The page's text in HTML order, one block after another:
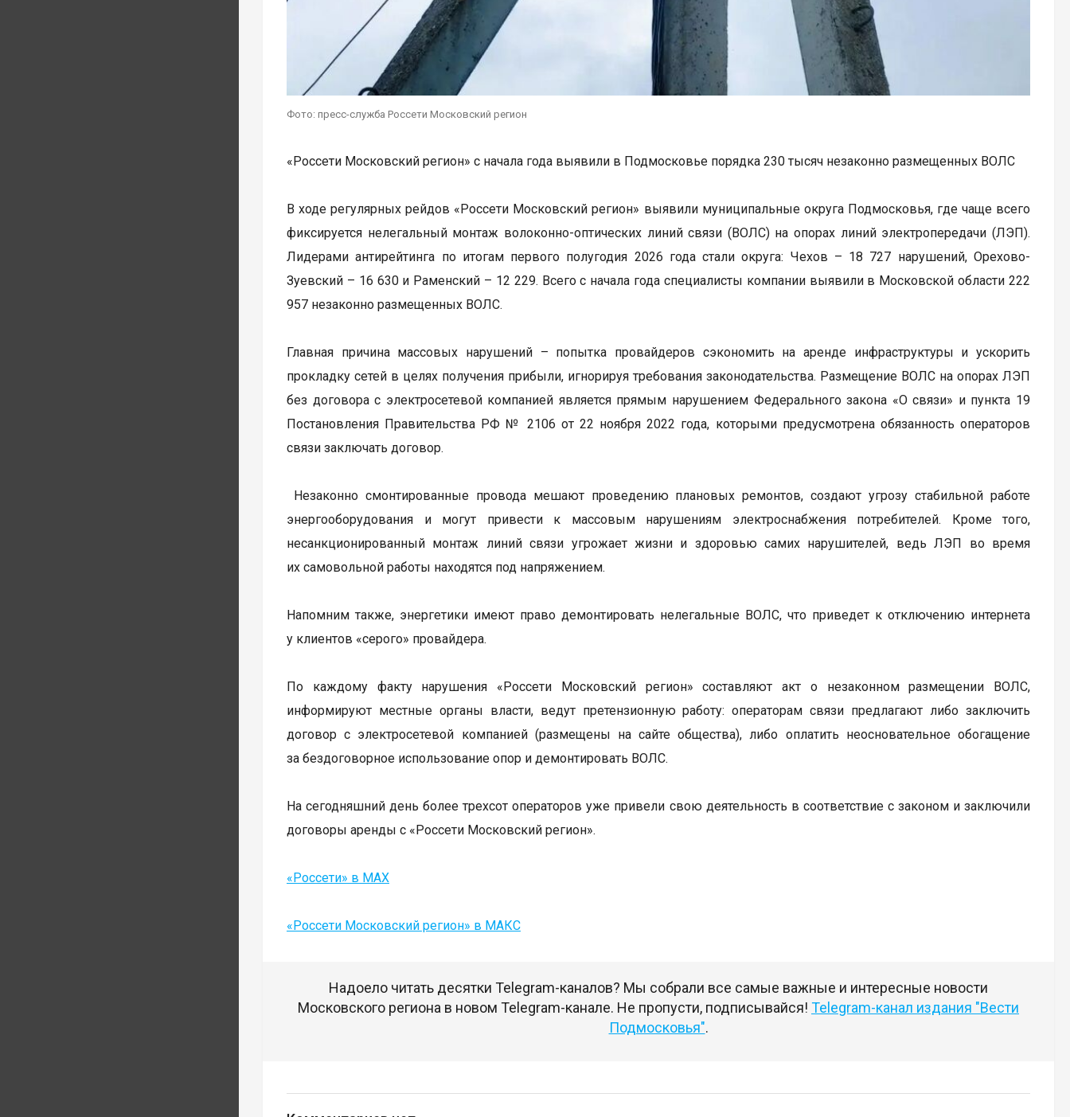
Фото: пресс-служба Россети Московский регион
«Россети Московский регион» с начала года выявили в Подмосковье порядка 230 тысяч незаконно размещенных ВОЛС
В ходе регулярных рейдов «Россети Московский регион» выявили муниципальные округа Подмосковья, где чаще всего
фиксируется нелегальный монтаж волоконно-оптических линий связи (ВОЛС) на опорах линий электропередачи (ЛЭП).
Лидерами антирейтинга по итогам первого полугодия 2026 года стали округа: Чехов – 18 727 нарушений, Орехово-
Зуевский – 16 630 и Раменский – 12 229. Всего с начала года специалисты компании выявили в Московской области 222
957 незаконно размещенных ВОЛС.
Главная причина массовых нарушений – попытка провайдеров сэкономить на аренде инфраструктуры и ускорить
прокладку сетей в целях получения прибыли, игнорируя требования законодательства. Размещение ВОЛС на опорах ЛЭП
без договора с электросетевой компанией является прямым нарушением Федерального закона «О связи» и пункта 19
Постановления Правительства РФ № 2106 от 22 ноября 2022 года, которыми предусмотрена обязанность операторов
связи заключать договор.
Незаконно смонтированные провода мешают проведению плановых ремонтов, создают угрозу стабильной работе
энергооборудования и могут привести к массовым нарушениям электроснабжения потребителей. Кроме того,
несанкционированный монтаж линий связи угрожает жизни и здоровью самих нарушителей, ведь ЛЭП во время
их самовольной работы находятся под напряжением.
Напомним также, энергетики имеют право демонтировать нелегальные ВОЛС, что приведет к отключению интернета
у клиентов «серого» провайдера.
По каждому факту нарушения «Россети Московский регион» составляют акт о незаконном размещении ВОЛС,
информируют местные органы власти, ведут претензионную работу: операторам связи предлагают либо заключить
договор с электросетевой компанией (размещены на сайте общества), либо оплатить неосновательное обогащение
за бездоговорное использование опор и демонтировать ВОЛС.
На сегодняшний день более трехсот операторов уже привели свою деятельность в соответствие с законом и заключили
договоры аренды с «Россети Московский регион».
«Россети» в MAX
«Россети Московский регион» в МАКС
Надоело читать десятки Telegram-каналов? Мы собрали все самые важные и интересные новости
Московского региона в новом Telegram-канале. Не пропусти, подписывайся! Telegram-канал издания "Вести
Подмосковья".